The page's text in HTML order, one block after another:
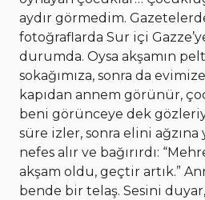
aydır görmedim.
fotoğraflarda Sur içi
durumda. Oysa akşamın
sokağımıza, sonra da
kapıdan annem görünür,
beni görünceye dek
süre izler, sonra elini ağzına
nefes alır ve bağırırdı:
akşam oldu, geçtir artık.”
bende bir telaş. Sesini